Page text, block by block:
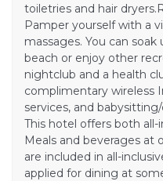
toiletries and hair
Pamper yourself with a
massages. You can
beach or enjoy other
nightclub and a health
complimentary wireless
services, and
This hotel offers both all-
Meals and beverages at
are included in all-
applied for dining at